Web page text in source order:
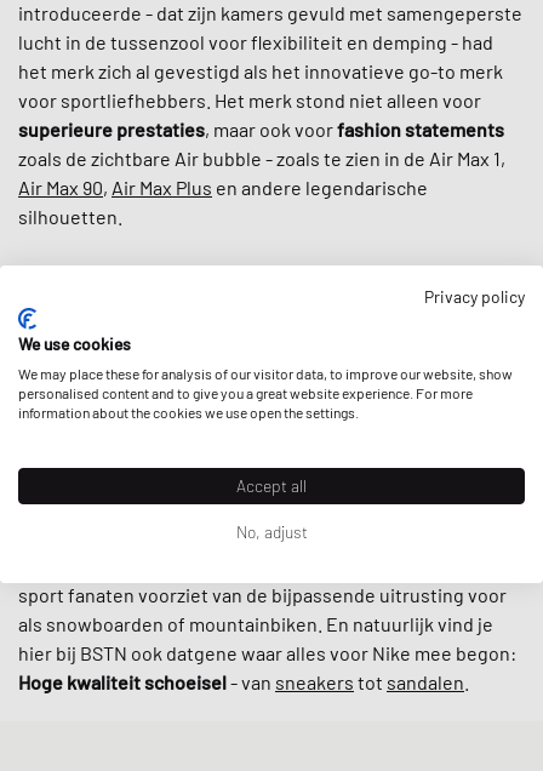
introduceerde - dat zijn kamers gevuld met samengeperste
lucht in de tussenzool voor flexibiliteit en demping - had
het merk zich al gevestigd als het innovatieve go-to merk
voor sportliefhebbers. Het merk stond niet alleen voor
superieure prestaties, maar ook voorfashion statements
zoals de zichtbare Air bubble - zoals te zien in de Air Max 1,
Air Max 90, Air Max Plus en andere legendarische
silhouetten.
Oregon, heeft de magische touch voor het spotten van
talent -
Kobe Bryant
voorbeelden van de grote Nike familie.
atleten van onze tijd. Laten we Bill Bowerman hier citeren:
"Als je een lichaam hebt, ben je een atleet." Dus reken op
Nike om je te voorzien vansport en lifestyle kleding
sport fanaten voorziet van de bijpassende uitrusting voor
als snowboarden of mountainbiken. En natuurlijk vind je
hier bij BSTN ook datgene waar alles voor Nike mee begon:
Hoge kwaliteit schoeisel- van sneakers tot sandalen
Privacy policy
We use cookies
We may place these for analysis of our visitor data, to improve our website, show
personalised content and to give you a great website experience. For more
information about the cookies we use open the settings.
Accept all
No, adjust